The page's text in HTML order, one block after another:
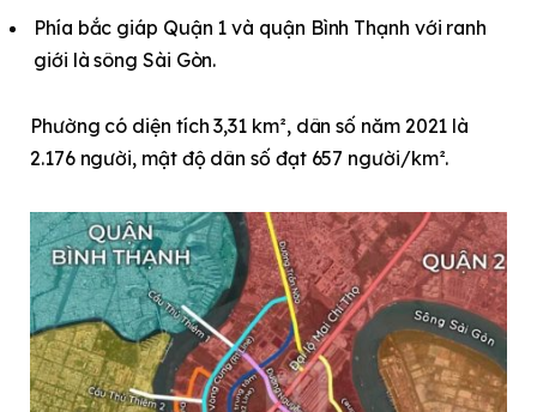
Phía bắc giáp Quận 1 và quận Bình Thạnh với ranh
giới là sông Sài Gòn.
Phường có diện tích 3,31 km², dân số năm 2021 là
2.176 người, mật độ dân số đạt 657 người/km².